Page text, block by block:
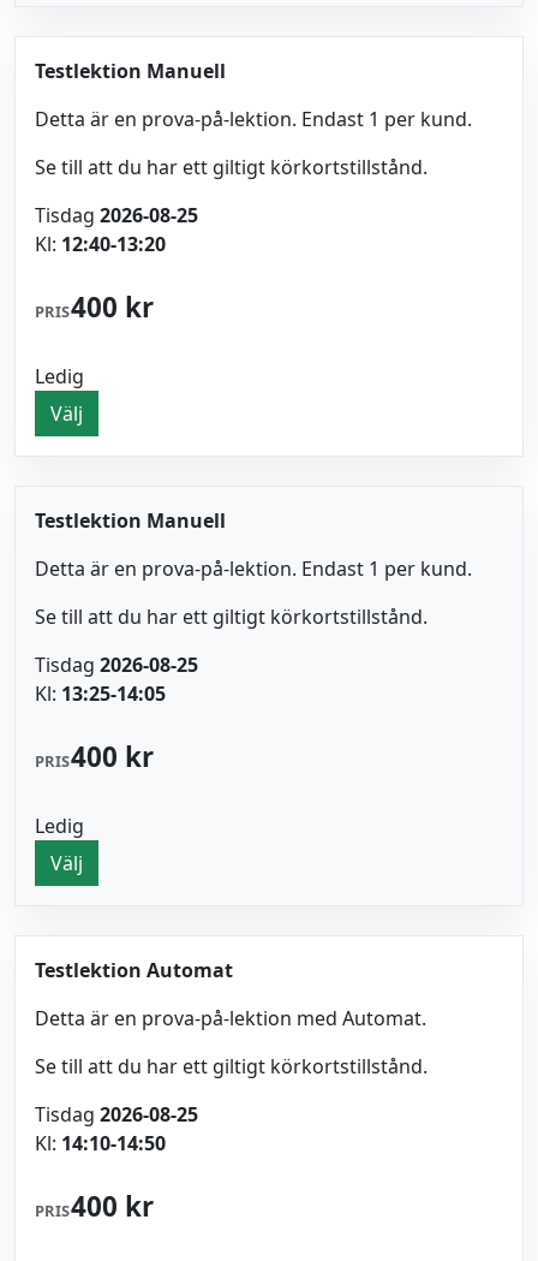
Testlektion Manuell
Detta är en prova-på-lektion. Endast 1 per kund.
Se till att du har ett giltigt körkortstillstånd.
Tisdag 2026-08-25
Kl: 12:40-13:20
PRIS400 kr
Ledig
Välj
Testlektion Manuell
Detta är en prova-på-lektion. Endast 1 per kund.
Se till att du har ett giltigt körkortstillstånd.
Tisdag 2026-08-25
Kl: 13:25-14:05
PRIS400 kr
Ledig
Välj
Testlektion Automat
Detta är en prova-på-lektion med Automat.
Se till att du har ett giltigt körkortstillstånd.
Tisdag 2026-08-25
Kl: 14:10-14:50
PRIS400 kr